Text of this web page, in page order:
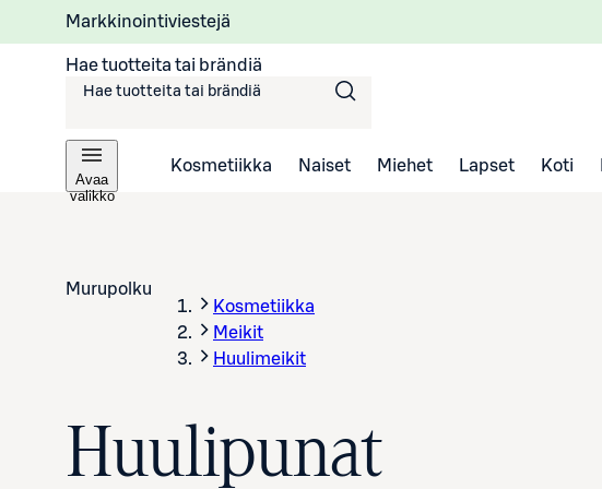
Markkinointiviestejä
Hae tuotteita tai brändiä
Avaa
valikko
Kosmetiikka Naiset Miehet Lapset Koti
Murupolku
Kosmetiikka
Meikit
Huulimeikit
Huulipunat